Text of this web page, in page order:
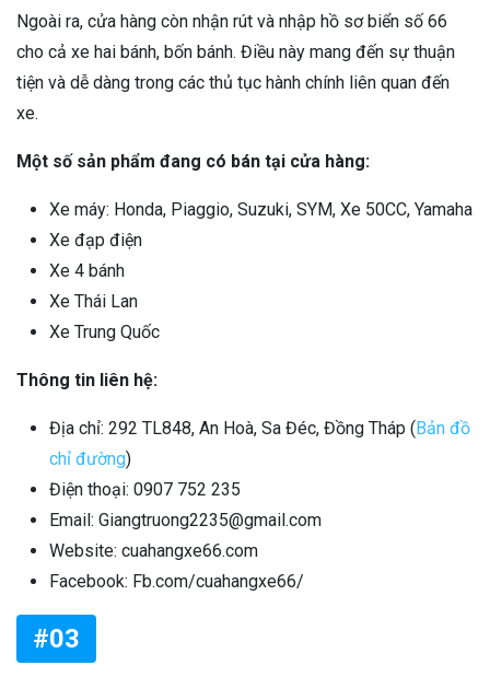
Ngoài ra, cửa hàng còn nhận rút và nhập hồ sơ biển số 66
cho cả xe hai bánh, bốn bánh. Điều này mang đến sự thuận
tiện và dễ dàng trong các thủ tục hành chính liên quan đến
xe.
Một số sản phẩm đang có bán tại cửa hàng:
Xe máy: Honda, Piaggio, Suzuki, SYM, Xe 50CC, Yamaha
Xe đạp điện
Xe 4 bánh
Xe Thái Lan
Xe Trung Quốc
Thông tin liên hệ:
Địa chỉ: 292 TL848, An Hoà, Sa Đéc, Đồng Tháp (Bản đồ
chỉ đường)
Điện thoại: 0907 752 235
Email: Giangtruong2235@gmail.com
Website: cuahangxe66.com
Facebook: Fb.com/cuahangxe66/
#03